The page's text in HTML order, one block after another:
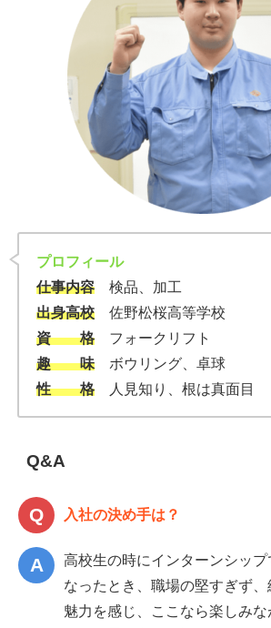
プロフィール
仕事内容 検品、加工
出身高校 佐野松桜高等学校
資 格 フォークリフト
趣 味 ボウリング、卓球
性 格 人見知り、根は真面目
Q&A
入社の決め手は？
高校生の時にインターンシップ
なったとき、職場の堅すぎず
魅力を感じ、ここなら楽しみ